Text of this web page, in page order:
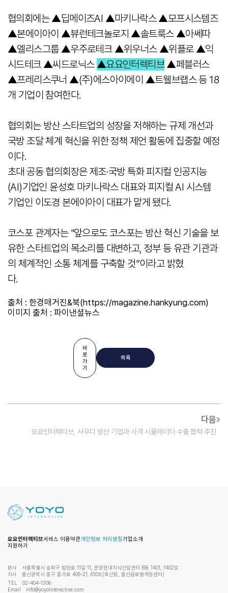
협의회에는 ▲딥메이즈AI ▲마키나락스 ▲모프시스템즈
▲본에이아이 ▲뷰런테크놀로지 ▲솔트룩스 ▲아쎄따
▲엘리스그룹 ▲우주로테크 ▲위우너스 ▲위플로 ▲익
시드테크 ▲씨드로닉스 ▲요요인터렉티브▲페블러스
▲프레리스쿠너 ▲(주)에스아이에이 ▲트웰브랩스 등 18
개 기업이 참여한다.
협의회는 방산 스타트업의 성장을 저해하는 규제 개선과
국방 조달 체계 혁신을 위한 정책 제언 활동에 집중할 예정
이다.
초대 공동 협의회장은 제조·국방 특화 피지컬 인공지능
(AI)기업인 윤성호 마키나락스 대표와 피지컬 AI 시스템
기업인 이도경 본에이아이 대표가 맡게 됐다.
코스포 관계자는 "앞으로도 코스포는 방산 혁신 기술을 보
유한 스타트업의 목소리를 대변하고, 정부 등 유관 기관과
의 체계적인 소통 체계를 구축할 것”이라고 밝혔
다.
출처 : 한경매거진&북(https://magazine.hankyung.com)
이미지 출처 : 파이낸셜뉴스
바
로
가
기
목록
다음
요요인터렉티브, 사우디 방산 기업과 사격 시뮬레이터 수출 협력 추진
요요인터렉티브서비스 이용약관개인정보 처리방침기업소개
지원하기
본사
서울특별시 송파구 법원로 11길 11, 문정현대지식산업센터 B동 1401, 1402호
지사
울산광역시 중구 종가로 406-21, 610호(복산동, 울산글로벌게임센터)
TEL
02-404-1306
Email
info@yoyointeractive.com